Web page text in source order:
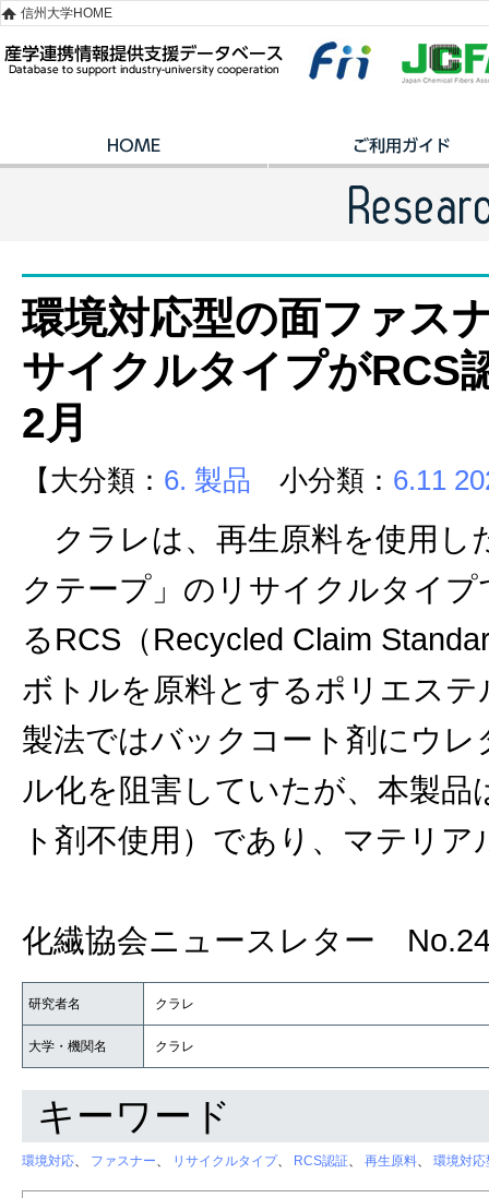
信州大学HOME
環境対応型の面ファス
サイクルタイプがRCS
2月
【大分類： 6. 製品 小分類： 6.11
クラレは、再生原料を使用し
クテープ」のリサイクルタイ
るRCS（Recycled Claim
ボトルを原料とするポリエス
製法ではバックコート剤にウ
ル化を阻害していたが、本製
ト剤不使用）であり、マテリ
化繊協会ニュースレター
研究者名 クラレ
大学・機関名 クラレ
キーワード
環境対応、 ファスナー、 リサイクルタイプ、 RCS認証、 再生原料、 環境対応